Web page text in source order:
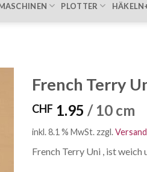
PLOTTER
French Terry
CHF 1.95 / 10 cm
inkl. 8.1 % MwSt. zzgl.
French Terry Uni , ist weich